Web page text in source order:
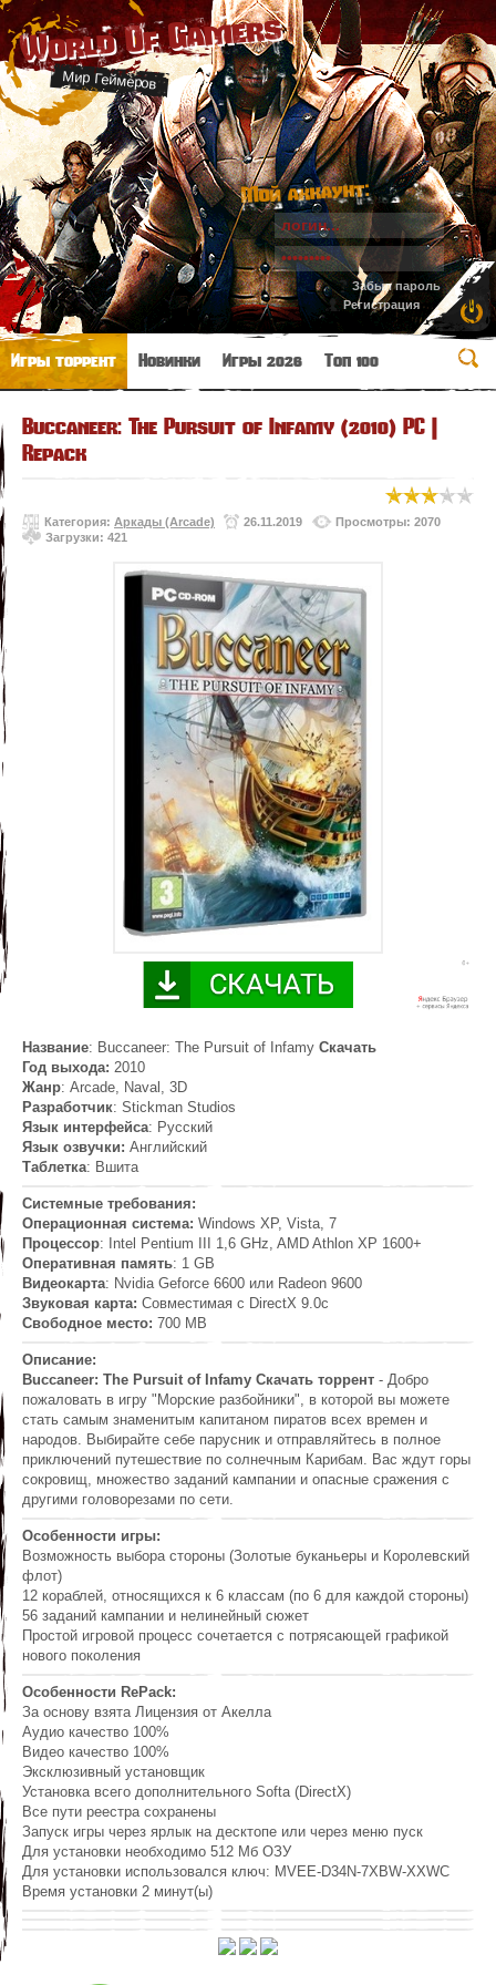
World Of Gamers
Мир Геймеров
Мой аккаунт:
Забыл пароль
Регистрация
Игры торрент Новинки Игры 2026 Топ 100
Buccaneer: The Pursuit of Infamy (2010) PC |
Repack
Категория: Аркады (Arcade) 26.11.2019
Просмотры: 2070
Загрузки: 421
Название: Buccaneer: The Pursuit of Infamy Скачать
Год выхода: 2010
Жанр: Arcade, Naval, 3D
Разработчик: Stickman Studios
Язык интерфейса: Русский
Язык озвучки: Английский
Таблетка: Вшита
Системные требования:
Операционная система: Windows XP, Vista, 7
Процессор: Intel Pentium III 1,6 GHz, AMD Athlon XP 1600+
Оперативная память: 1 GB
Видеокарта: Nvidia Geforce 6600 или Radeon 9600
Звуковая карта: Совместимая с DirectX 9.0c
Свободное место: 700 MB
Описание:
Buccaneer: The Pursuit of Infamy Скачать торрент - Добро
пожаловать в игру "Морские разбойники", в которой вы можете
стать самым знаменитым капитаном пиратов всех времен и
народов. Выбирайте себе парусник и отправляйтесь в полное
приключений путешествие по солнечным Карибам. Вас ждут горы
сокровищ, множество заданий кампании и опасные сражения с
другими головорезами по сети.
Особенности игры:
Возможность выбора стороны (Золотые буканьеры и Королевский
флот)
12 кораблей, относящихся к 6 классам (по 6 для каждой стороны)
56 заданий кампании и нелинейный сюжет
Простой игровой процесс сочетается с потрясающей графикой
нового поколения
Особенности RePack:
За основу взята Лицензия от Акелла
Аудио качество 100%
Видео качество 100%
Эксклюзивный установщик
Установка всего дополнительного Softa (DirectX)
Все пути реестра сохранены
Запуск игры через ярлык на десктопе или через меню пуск
Для установки необходимо 512 Мб ОЗУ
Для установки использовался ключ: MVEE-D34N-7XBW-XXWC
Время установки 2 минут(ы)